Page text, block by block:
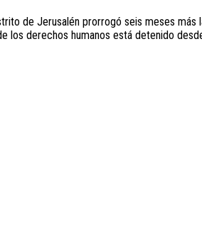
de Jerusalén prorrogó seis meses más
los derechos humanos está detenido